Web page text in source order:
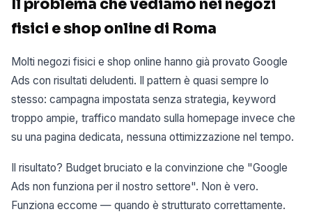
Il problema che vediamo nei negozi
fisici e shop online di Roma
Molti negozi fisici e shop online hanno già provato Google
Ads con risultati deludenti. Il pattern è quasi sempre lo
stesso: campagna impostata senza strategia, keyword
troppo ampie, traffico mandato sulla homepage invece che
su una pagina dedicata, nessuna ottimizzazione nel tempo.
Il risultato? Budget bruciato e la convinzione che "Google
Ads non funziona per il nostro settore". Non è vero.
Funziona eccome — quando è strutturato correttamente.